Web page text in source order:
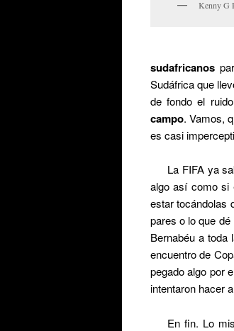
Kenny G
sudafricanos
Sudáfrica que
de fondo el
campo. Vamos,
es casi
La FIFA ya
algo así como si
estar tocándolas
pares o lo que
Bernabéu a toda
encuentro de
pegado algo por
intentaron hacer
En fin. Lo